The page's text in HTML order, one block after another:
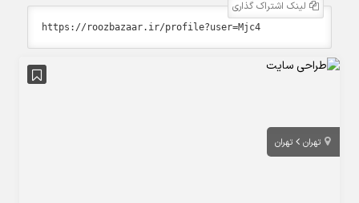
لینک اشتراک گذاری
تهران تهران